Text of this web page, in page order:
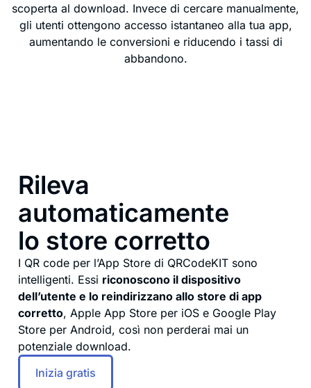
scoperta al download. Invece di cercare manualmente,
gli utenti ottengono accesso istantaneo alla tua app,
aumentando le conversioni e riducendo i tassi di
abbandono.
Rileva
automaticamente
lo store corretto
I QR code per l’App Store di QRCodeKIT sono
intelligenti. Essi riconoscono il dispositivo
dell’utente e lo reindirizzano allo store di app
corretto, Apple App Store per iOS e Google Play
Store per Android, così non perderai mai un
potenziale download.
Inizia gratis